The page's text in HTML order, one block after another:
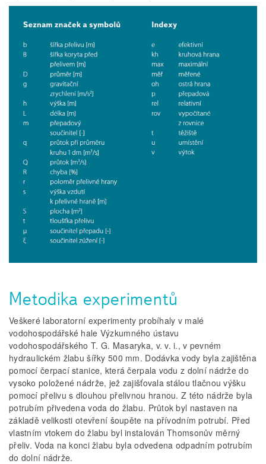
Metodika experimentů
Veškeré laboratorní experimenty probíhaly v malé
vodohospodářské hale Výzkumného ústavu
vodohospodářského T. G. Masaryka, v. v. i., v pevném
hydraulickém žlabu šířky 500 mm. Dodávka vody byla zajištěna
pomocí čerpací stanice, která čerpala vodu z dolní nádrže do
vysoko položené nádrže, jež zajišťovala stálou tlačnou výšku
pomocí přelivu s dlouhou přelivnou hranou. Z této nádrže byla
potrubím přivedena voda do žlabu. Průtok byl nastaven na
základě velikosti otevření šoupěte na přívodním potrubí. Před
vlastním vtokem do žlabu byl instalován Thomsonův měrný
přeliv. Voda na konci žlabu byla odvedena odpadním potrubím
do dolní nádrže.